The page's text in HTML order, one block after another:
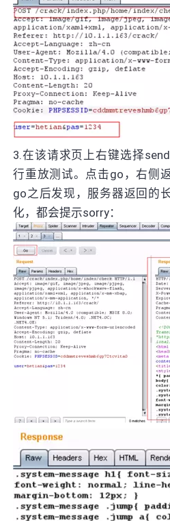
3.在该请求页上右键选择
行重放测试。点击go，右侧
go之后发现，服务器返回的
化，都会提示sorry：